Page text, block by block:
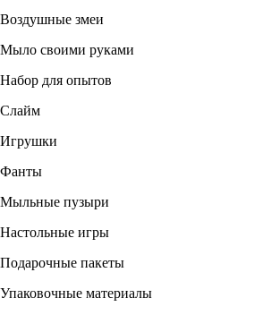
Воздушные змеи
Мыло своими руками
Набор для опытов
Слайм
Игрушки
Фанты
Мыльные пузыри
Настольные игры
Подарочные пакеты
Упаковочные материалы